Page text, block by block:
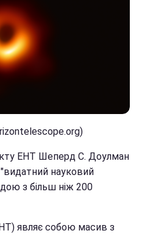
EHT Шеперд С. Доулман
науковий
з більш ніж 200
являє собою масив з